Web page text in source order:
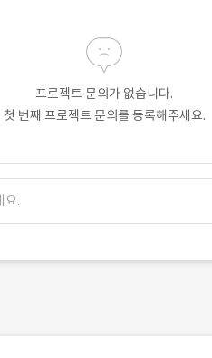
프로젝트 문의가 없습니다.
첫 번째 프로젝트 문의를 등록해주세요.
요.